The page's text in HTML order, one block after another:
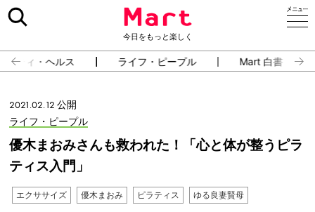
今日をもっと楽しく
ーティ・ヘルス ライフ・ピープル Mart 白書
2021.02.12 公開
ライフ・ピープル
優木まおみさんも救われた！「心と体が整うピラ
ティス入門」
エクササイズ 優木まおみ ピラティス ゆる良妻賢母